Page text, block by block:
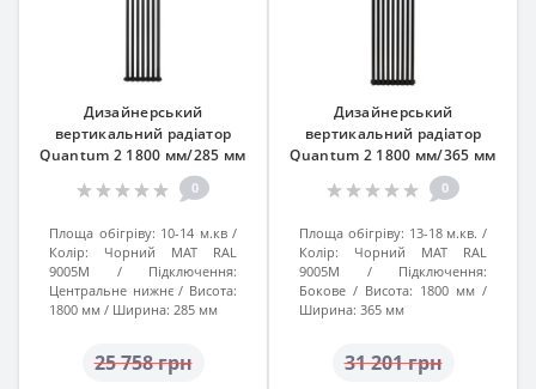
Дизайнерський
вертикальний радіатор
Quantum 2 1800 мм/285 мм
Чорний МАТ RAL 9005М підк.
№99
0
Площа обігріву: 10-14 м.кв
Колір:
Чорний МАТ RAL
9005М
Підключення:
Центральне нижнє
Висота:
1800 мм
Ширина: 285 мм
25 758 грн
Дизайнерський
вертикальний радіатор
Quantum 2 1800 мм/365 мм
Чорний МАТ RAL 9005М підк.
№34
0
Площа обігріву: 13-18 м.кв.
Колір:
Чорний МАТ RAL
9005М
Підключення:
Бокове
Висота: 1800 мм
Ширина: 365 мм
31 201 грн